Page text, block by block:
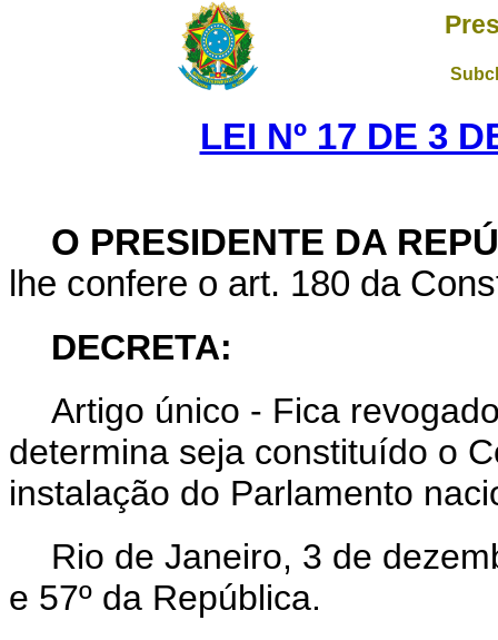
LEI Nº 17 DE 3
O PRESIDENTE DA
lhe confere o art. 180 da
DECRETA:
Artigo único - Fica
determina seja constituído o
instalação do Parlamento
Rio de Janeiro, 3 de
e 57º da República.